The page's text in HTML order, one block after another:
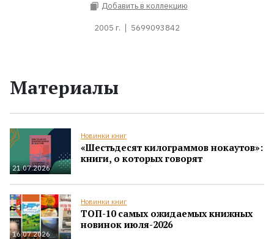
Добавить в коллекцию
2005 г. 5699093842
Материалы
21.07.2026
Новинки книг
«Шестьдесят килограммов нокаутов»:
книги, о которых говорят
16.07.2026
Новинки книг
ТОП-10 самых ожидаемых книжных
новинок июля-2026